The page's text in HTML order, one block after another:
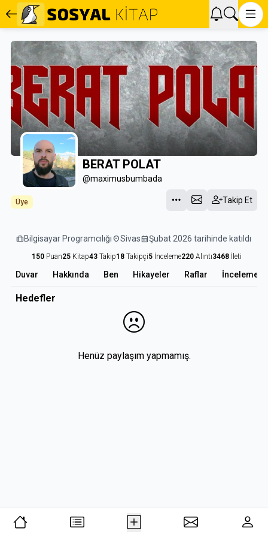
BERAT POLAT
@maximusbumbada
Takip Et
Üye
tripBilgisayar Programcılığılocation_onSivascalendar_monthŞubat 2026 tarihinde katıldı
150Puan25Kitap43Takip18Takipçi5İnceleme220Alıntı3468İleti
Duvar Hakkında Ben Hikayeler Raflar
Hedefler
Henüz paylaşım yapmamış.